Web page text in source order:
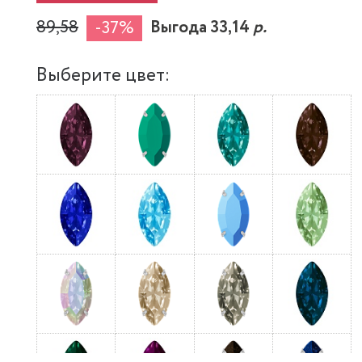
89,58 -37% Выгода 33,14р.
Выберите цвет: